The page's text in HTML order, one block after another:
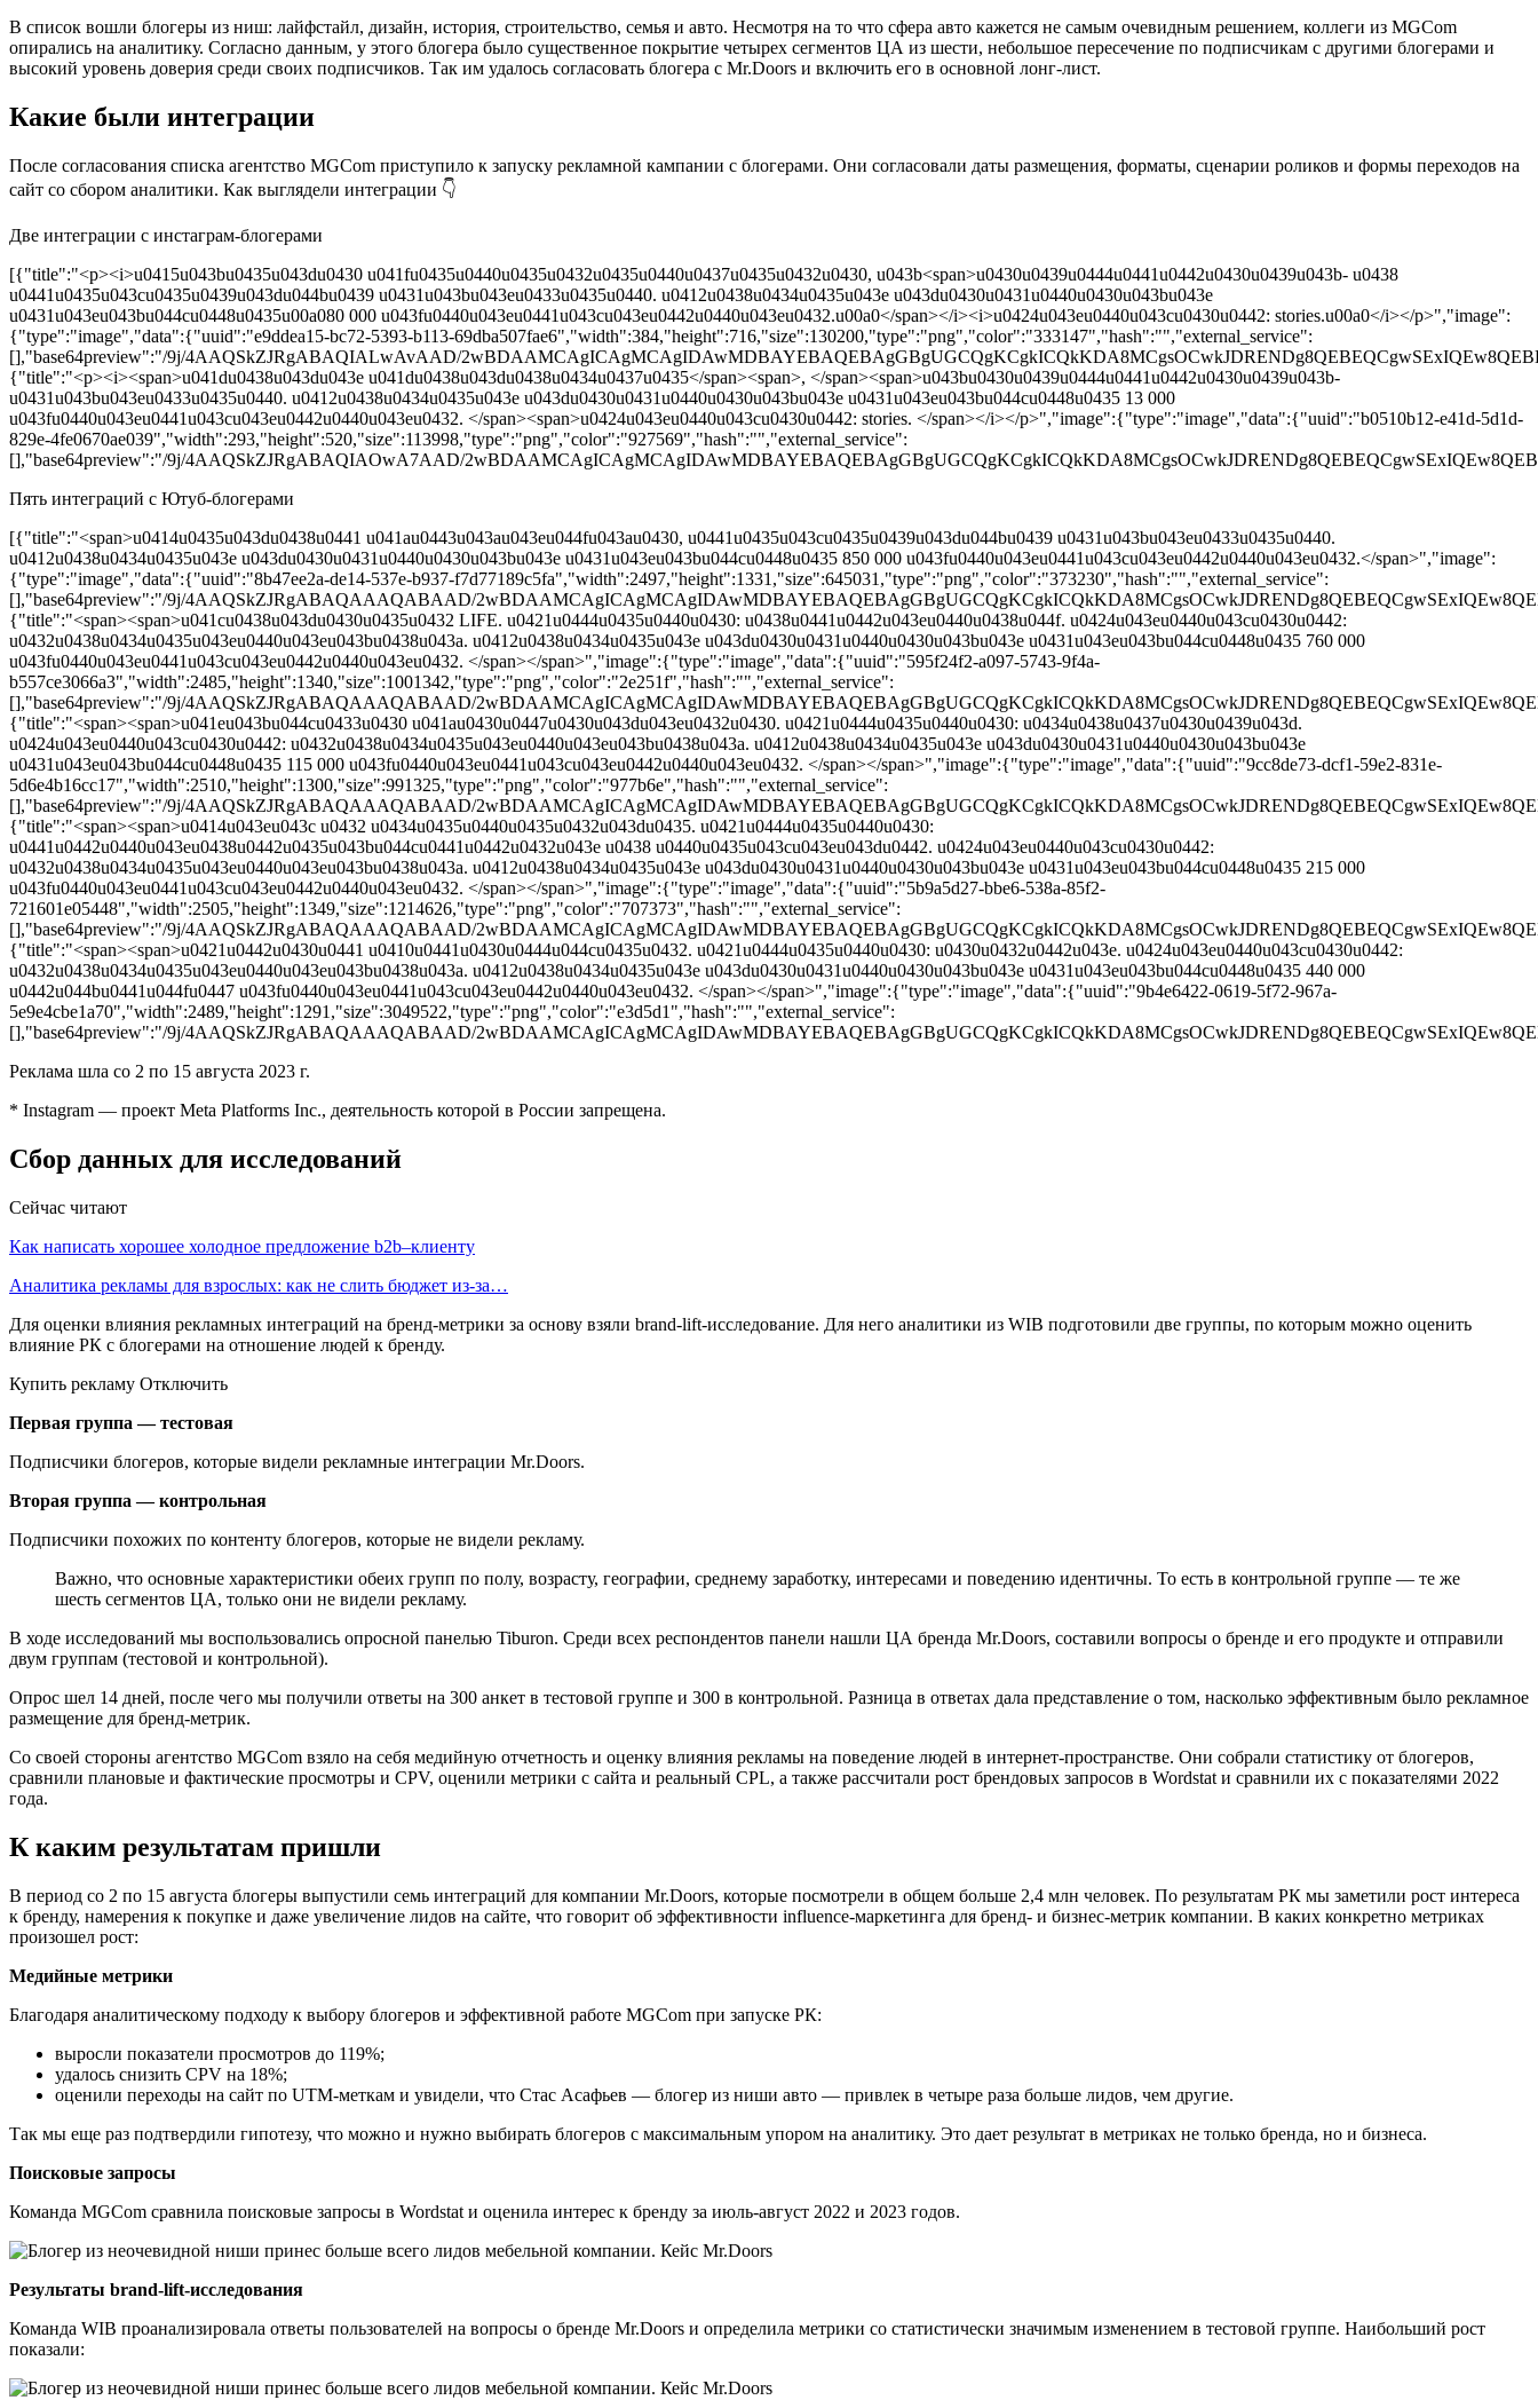
В список вошли блогеры из ниш: лайфстайл, дизайн, история, строительство, семья и авто. Несмотря на то что сфера авто кажется не самым очевидным решением, коллеги из MGCom
опирались на аналитику. Согласно данным, у этого блогера было существенное покрытие четырех сегментов ЦА из шести, небольшое пересечение по подписчикам с другими блогерами и
высокий уровень доверия среди своих подписчиков. Так им удалось согласовать блогера с Mr.Doors и включить его в основной лонг-лист.
Какие были интеграции
После согласования списка агентство MGCom приступило к запуску рекламной кампании с блогерами. Они согласовали даты размещения, форматы, сценарии роликов и формы переходов на
сайт со сбором аналитики. Как выглядели интеграции 👇
Две интеграции с инстаграм-блогерами
[{"title":"<p><i>u0415u043bu0435u043du0430 u041fu0435u0440u0435u0432u0435u0440u0437u0435u0432u0430, u043b<span>u0430u0439u0444u0441u0442u0430u0439u043b- u0438
u0441u0435u043cu0435u0439u043du044bu0439 u0431u043bu043eu0433u0435u0440. u0412u0438u0434u0435u043e u043du0430u0431u0440u0430u043bu043e
u0431u043eu043bu044cu0448u0435u00a080 000 u043fu0440u043eu0441u043cu043eu0442u0440u043eu0432.u00a0</span></i><i>u0424u043eu0440u043cu0430u0442: stories.u00a0</i></p>","image":
{"type":"image","data":{"uuid":"e9ddea15-bc72-5393-b113-69dba507fae6","width":384,"height":716,"size":130200,"type":"png","color":"333147","hash":"","external_service":
[],"base64preview":"/9j/4AAQSkZJRgABAQIALwAvAAD/
{"title":"<p><i><span>u041du0438u043du043e u041du0438u043du0438u0434u0437u0435</span><span>, </span><span>u043bu0430u0439u0444u0441u0442u0430u0439u043b-
u0431u043bu043eu0433u0435u0440. u0412u0438u0434u0435u043e u043du0430u0431u0440u0430u043bu043e u0431u043eu043bu044cu0448u0435 13 000
u043fu0440u043eu0441u043cu043eu0442u0440u043eu0432. </span><span>u0424u043eu0440u043cu0430u0442: stories. </span></i></p>","image":{"type":"image","data":{"uuid":"b0510b12-e41d-5d1d-
829e-4fe0670ae039","width":293,"height":520,"size":113998,"type":"png","color":"927569","hash":"","external_service":
[],"base64preview":"/9j/4AAQSkZJRgABAQIAOwA7AAD/
Пять интеграций с Ютуб-блогерами
[{"title":"<span>u0414u0435u043du0438u0441 u041au0443u043au043eu044fu043au0430, u0441u0435u043cu0435u0439u043du044bu0439 u0431u043bu043eu0433u0435u0440.
u0412u0438u0434u0435u043e u043du0430u0431u0440u0430u043bu043e u0431u043eu043bu044cu0448u0435 850 000 u043fu0440u043eu0441u043cu043eu0442u0440u043eu0432.</span>","image":
{"type":"image","data":{"uuid":"8b47ee2a-de14-537e-b937-f7d77189c5fa","width":2497,"height":1331,"size":645031,"type":"png","color":"373230","hash":"","external_service":
[],"base64preview":"/9j/4AAQSkZJRgABAQAAAQABAAD/
{"title":"<span><span>u041cu0438u043du0430u0435u0432 LIFE. u0421u0444u0435u0440u0430: u0438u0441u0442u043eu0440u0438u044f. u0424u043eu0440u043cu0430u0442:
u0432u0438u0434u0435u043eu0440u043eu043bu0438u043a. u0412u0438u0434u0435u043e u043du0430u0431u0440u0430u043bu043e u0431u043eu043bu044cu0448u0435 760 000
u043fu0440u043eu0441u043cu043eu0442u0440u043eu0432. </span></span>","image":{"type":"image","data":{"uuid":"595f24f2-a097-5743-9f4a-
b557ce3066a3","width":2485,"height":1340,"size":1001342,"type":"png","color":"2e251f","hash":"","external_service":
[],"base64preview":"/9j/4AAQSkZJRgABAQAAAQABAAD/
{"title":"<span><span>u041eu043bu044cu0433u0430 u041au0430u0447u0430u043du043eu0432u0430. u0421u0444u0435u0440u0430: u0434u0438u0437u0430u0439u043d.
u0424u043eu0440u043cu0430u0442: u0432u0438u0434u0435u043eu0440u043eu043bu0438u043a. u0412u0438u0434u0435u043e u043du0430u0431u0440u0430u043bu043e
u0431u043eu043bu044cu0448u0435 115 000 u043fu0440u043eu0441u043cu043eu0442u0440u043eu0432. </span></span>","image":{"type":"image","data":{"uuid":"9cc8de73-dcf1-59e2-831e-
5d6e4b16cc17","width":2510,"height":1300,"size":991325,"type":"png","color":"977b6e","hash":"","external_service":
[],"base64preview":"/9j/4AAQSkZJRgABAQAAAQABAAD/
{"title":"<span><span>u0414u043eu043c u0432 u0434u0435u0440u0435u0432u043du0435. u0421u0444u0435u0440u0430:
u0441u0442u0440u043eu0438u0442u0435u043bu044cu0441u0442u0432u043e u0438 u0440u0435u043cu043eu043du0442. u0424u043eu0440u043cu0430u0442:
u0432u0438u0434u0435u043eu0440u043eu043bu0438u043a. u0412u0438u0434u0435u043e u043du0430u0431u0440u0430u043bu043e u0431u043eu043bu044cu0448u0435 215 000
u043fu0440u043eu0441u043cu043eu0442u0440u043eu0432. </span></span>","image":{"type":"image","data":{"uuid":"5b9a5d27-bbe6-538a-85f2-
721601e05448","width":2505,"height":1349,"size":1214626,"type":"png","color":"707373","hash":"","external_service":
[],"base64preview":"/9j/4AAQSkZJRgABAQAAAQABAAD/
{"title":"<span><span>u0421u0442u0430u0441 u0410u0441u0430u0444u044cu0435u0432. u0421u0444u0435u0440u0430: u0430u0432u0442u043e. u0424u043eu0440u043cu0430u0442:
u0432u0438u0434u0435u043eu0440u043eu043bu0438u043a. u0412u0438u0434u0435u043e u043du0430u0431u0440u0430u043bu043e u0431u043eu043bu044cu0448u0435 440 000
u0442u044bu0441u044fu0447 u043fu0440u043eu0441u043cu043eu0442u0440u043eu0432. </span></span>","image":{"type":"image","data":{"uuid":"9b4e6422-0619-5f72-967a-
5e9e4cbe1a70","width":2489,"height":1291,"size":3049522,"type":"png","color":"e3d5d1","hash":"","external_service":
[],"base64preview":"/9j/4AAQSkZJRgABAQAAAQABAAD/
Реклама шла со 2 по 15 августа 2023 г.
* Instagram — проект Meta Platforms Inc., деятельность которой в России запрещена.
Сбор данных для исследований
Сейчас читают
Как написать хорошее холодное предложение b2b–клиенту
Аналитика рекламы для взрослых: как не слить бюджет из-за…
Для оценки влияния рекламных интеграций на бренд-метрики за основу взяли brand-lift-исследование. Для него аналитики из WIB подготовили две группы, по которым можно оценить
влияние РК с блогерами на отношение людей к бренду.
Купить рекламу Отключить
Первая группа — тестовая
Подписчики блогеров, которые видели рекламные интеграции Mr.Doors.
Вторая группа — контрольная
Подписчики похожих по контенту блогеров, которые не видели рекламу.
Важно, что основные характеристики обеих групп по полу, возрасту, географии, среднему заработку, интересами и поведению идентичны. То есть в контрольной группе — те же
шесть сегментов ЦА, только они не видели рекламу.
В ходе исследований мы воспользовались опросной панелью Tiburon. Среди всех респондентов панели нашли ЦА бренда Mr.Doors, составили вопросы о бренде и его продукте и отправили
двум группам (тестовой и контрольной).
Опрос шел 14 дней, после чего мы получили ответы на 300 анкет в тестовой группе и 300 в контрольной. Разница в ответах дала представление о том, насколько эффективным было рекламное
размещение для бренд-метрик.
Со своей стороны агентство MGCom взяло на себя медийную отчетность и оценку влияния рекламы на поведение людей в интернет-пространстве. Они собрали статистику от блогеров,
сравнили плановые и фактические просмотры и CPV, оценили метрики с сайта и реальный CPL, а также рассчитали рост брендовых запросов в Wordstat и сравнили их с показателями 2022
года.
К каким результатам пришли
В период со 2 по 15 августа блогеры выпустили семь интеграций для компании Mr.Doors, которые посмотрели в общем больше 2,4 млн человек. По результатам РК мы заметили рост интереса
к бренду, намерения к покупке и даже увеличение лидов на сайте, что говорит об эффективности influence-маркетинга для бренд- и бизнес-метрик компании. В каких конкретно метриках
произошел рост:
Медийные метрики
Благодаря аналитическому подходу к выбору блогеров и эффективной работе MGCom при запуске РК:
выросли показатели просмотров до 119%;
удалось снизить CPV на 18%;
оценили переходы на сайт по UTM-меткам и увидели, что Стас Асафьев — блогер из ниши авто — привлек в четыре раза больше лидов, чем другие.
Так мы еще раз подтвердили гипотезу, что можно и нужно выбирать блогеров с максимальным упором на аналитику. Это дает результат в метриках не только бренда, но и бизнеса.
Поисковые запросы
Команда MGCom сравнила поисковые запросы в Wordstat и оценила интерес к бренду за июль-август 2022 и 2023 годов.
Результаты brand-lift-исследования
Команда WIB проанализировала ответы пользователей на вопросы о бренде Mr.Doors и определила метрики со статистически значимым изменением в тестовой группе. Наибольший рост
показали: